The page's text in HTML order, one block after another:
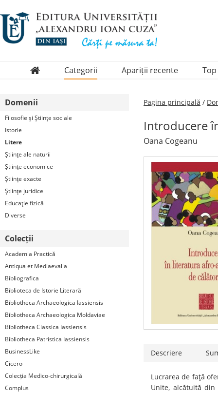
Categorii
Periodice
Apariții recente Top
Domenii
Filosofie şi Ştiinţe sociale
Istorie
Litere
Ştiinţe ale naturii
Ştiinţe economice
Ştiinţe exacte
Ştiinţe juridice
Educaţie fizică
Diverse
Colecții
Academia Practică
Antiqua et Mediaevalia
Bibliografica
Biblioteca de Istorie Literară
Bibliotheca Archaeologica Iassiensis
Bibliotheca Archaeologica Moldaviae
Bibliotheca Classica Iassiensis
Bibliotheca Patristica Iassiensis
BusinessLike
Cicero
Colecția Medico-chirurgicală
Complus
Pagina principală /
Introducere
Oana Cogeanu
Descriere
Lucrarea de faţă
Unite, alcătuită